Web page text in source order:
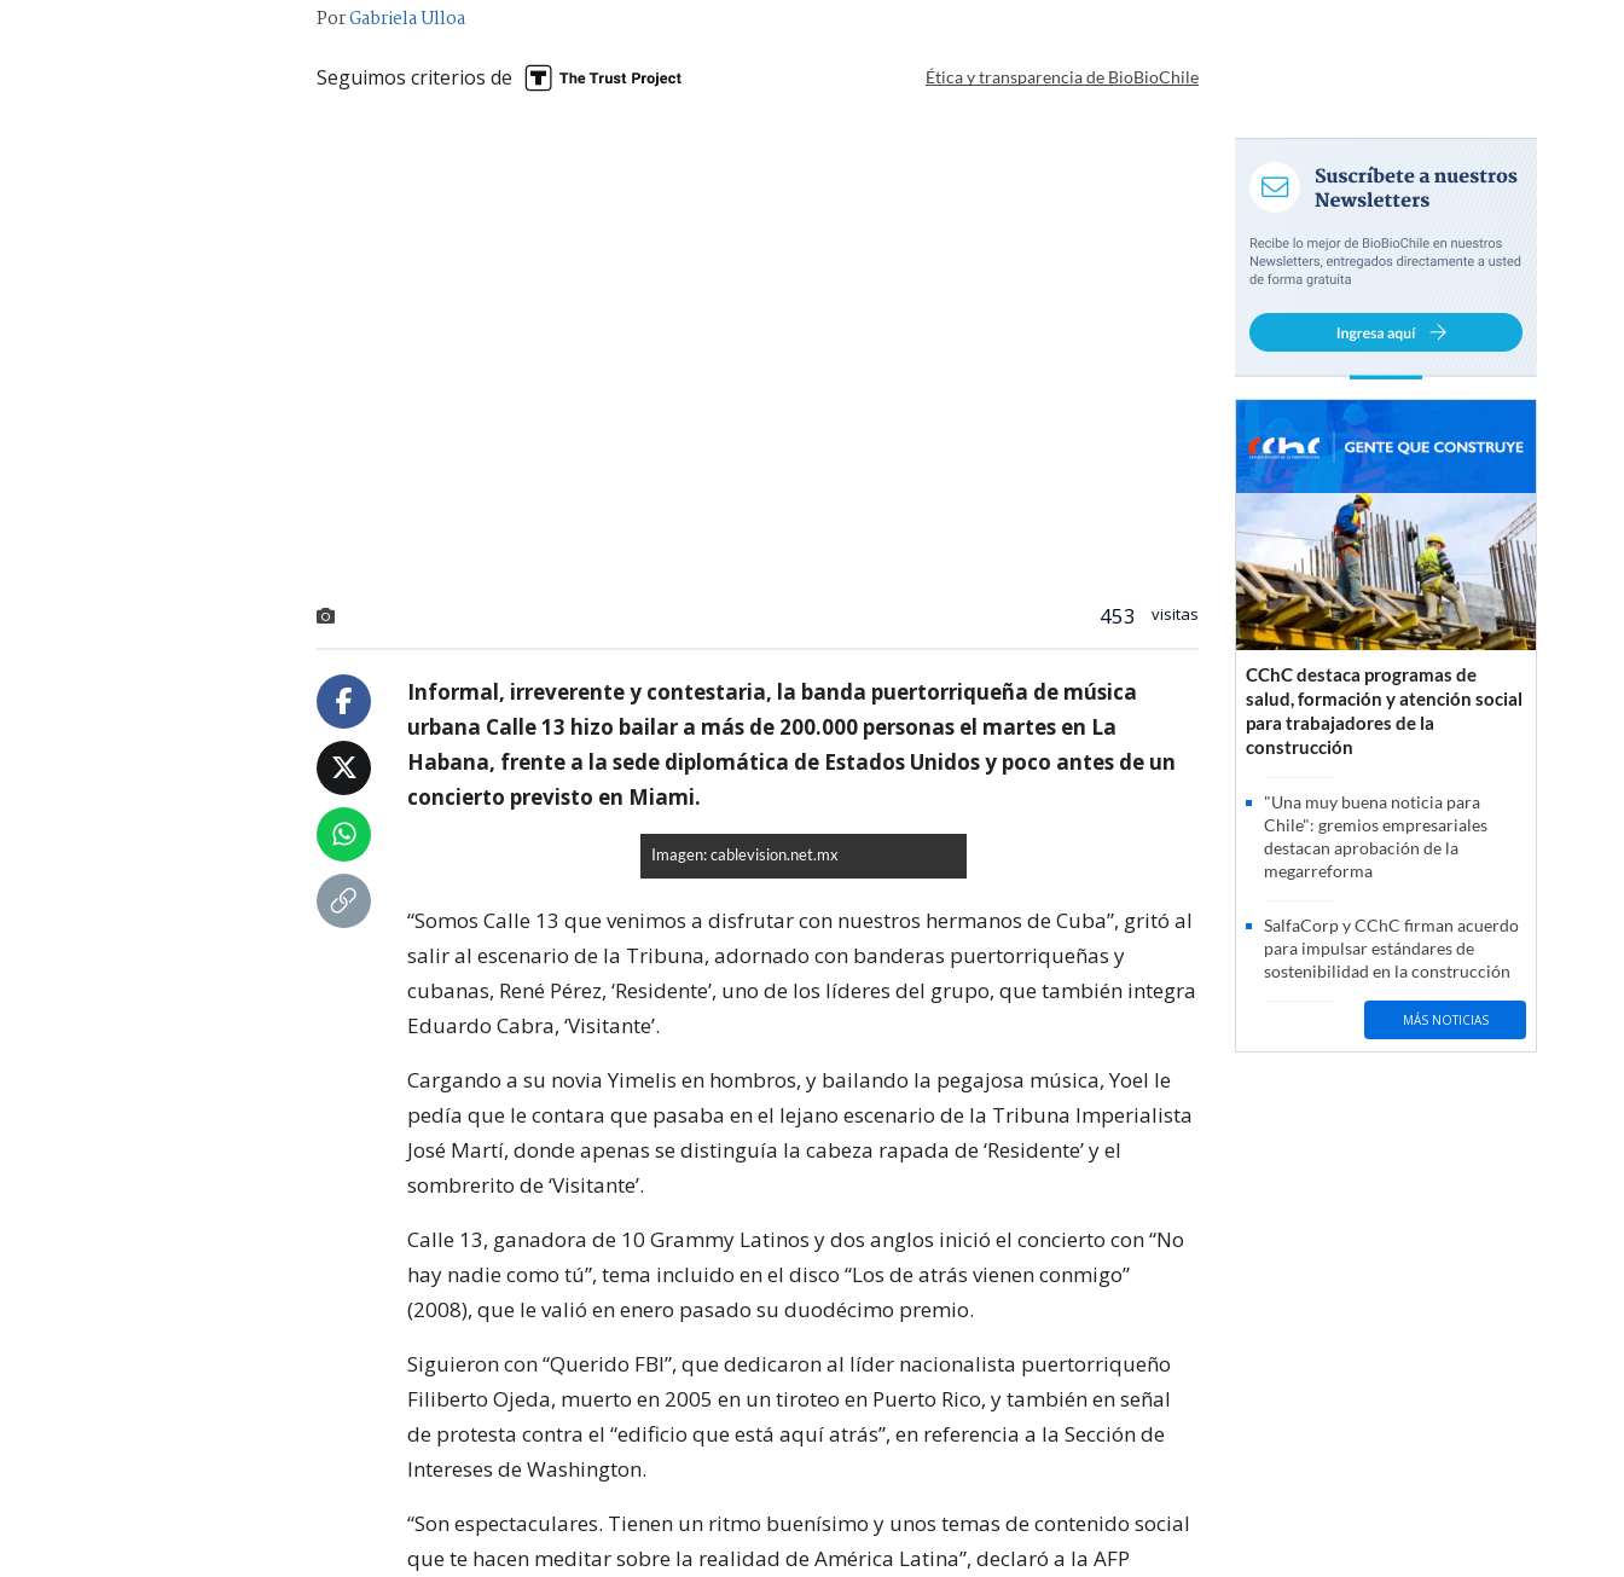
PorGabriela Ulloa
Seguimos criterios de Ética y transparencia de BioBioChile
453 visitas
Informal, irreverente y contestaria, la banda puertorriqueña de música
urbana Calle 13 hizo bailar a más de 200.000 personas el martes en La
Habana, frente a la sede diplomática de Estados Unidos y poco antes de un
concierto previsto en Miami.
Imagen: cablevision.net.mx
“Somos Calle 13 que venimos a disfrutar con nuestros hermanos de Cuba”, gritó al
salir al escenario de la Tribuna, adornado con banderas puertorriqueñas y
cubanas, René Pérez, ‘Residente’, uno de los líderes del grupo, que también integra
Eduardo Cabra, ‘Visitante’.
Cargando a su novia Yimelis en hombros, y bailando la pegajosa música, Yoel le
pedía que le contara que pasaba en el lejano escenario de la Tribuna Imperialista
José Martí, donde apenas se distinguía la cabeza rapada de ‘Residente’ y el
sombrerito de ‘Visitante’.
Calle 13, ganadora de 10 Grammy Latinos y dos anglos inició el concierto con “No
hay nadie como tú”, tema incluido en el disco “Los de atrás vienen conmigo”
(2008), que le valió en enero pasado su duodécimo premio.
Siguieron con “Querido FBI”, que dedicaron al líder nacionalista puertorriqueño
Filiberto Ojeda, muerto en 2005 en un tiroteo en Puerto Rico, y también en señal
de protesta contra el “edificio que está aquí atrás”, en referencia a la Sección de
Intereses de Washington.
“Son espectaculares. Tienen un ritmo buenísimo y unos temas de contenido social
que te hacen meditar sobre la realidad de América Latina”, declaró a la AFP
CChC destaca programas de
salud, formación y atención social
para trabajadores de la
construcción
"Una muy buena noticia para
Chile": gremios empresariales
destacan aprobación de la
megarreforma
SalfaCorp y CChC firman acuerdo
para impulsar estándares de
sostenibilidad en la construcción
MÁS NOTICIAS